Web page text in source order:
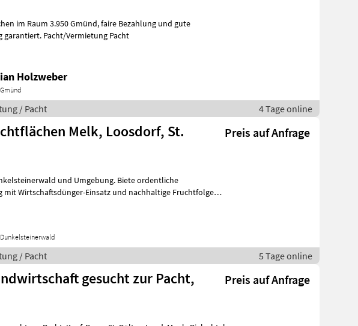
3.950 Gmünd, faire Bezahlung und gute
garantiert. Pacht/Vermietung Pacht
Holzweber
/ Pacht 4 Tage online
Melk, Loosdorf, St.
Preis auf Anfrage
mit Wirtschaftsdünger-Einsatz und nachhaltige Fruchtfolge
/ Pacht 5 Tage online
gesucht zur Pacht,
Preis auf Anfrage